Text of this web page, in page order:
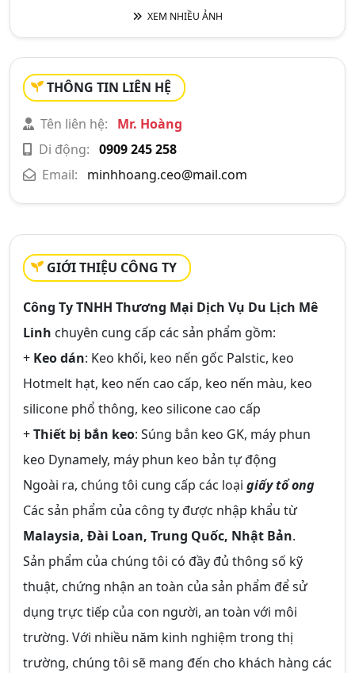
XEM NHIỀU ẢNH
THÔNG TIN LIÊN HỆ
Tên liên hệ:
Mr. Hoàng
Di động: 0909 245 258
Email:
minhhoang.ceo@mail.com
GIỚI THIỆU CÔNG TY
Công Ty TNHH Thương Mại Dịch Vụ Du Lịch Mê
Linh chuyên cung cấp các sản phẩm gồm:
+ Keo dán: Keo khối, keo nến gốc Palstic, keo
Hotmelt hạt, keo nến cao cấp, keo nến màu, keo
silicone phổ thông, keo silicone cao cấp
+Thiết bị bắn keo: Súng bắn keo GK, máy phun
keo Dynamely, máy phun keo bản tự động
Ngoài ra, chúng tôi cung cấp các loại giấy tổ ong
Các sản phẩm của công ty được nhập khẩu từ
Malaysia, Đài Loan, Trung Quốc, Nhật Bản.
Sản phẩm của chúng tôi có đầy đủ thông số kỹ
thuật, chứng nhận an toàn của sản phẩm để sử
dụng trực tiếp của con người, an toàn với môi
trường. Với nhiều năm kinh nghiệm trong thị
trường, chúng tôi sẽ mang đến cho khách hàng các